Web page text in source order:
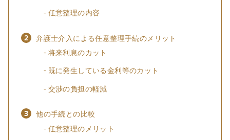
任意整理の内容
弁護士介入による任意整理手続のメリット
将来利息のカット
既に発生している金利等のカット
交渉の負担の軽減
他の手続との比較
任意整理のメリット